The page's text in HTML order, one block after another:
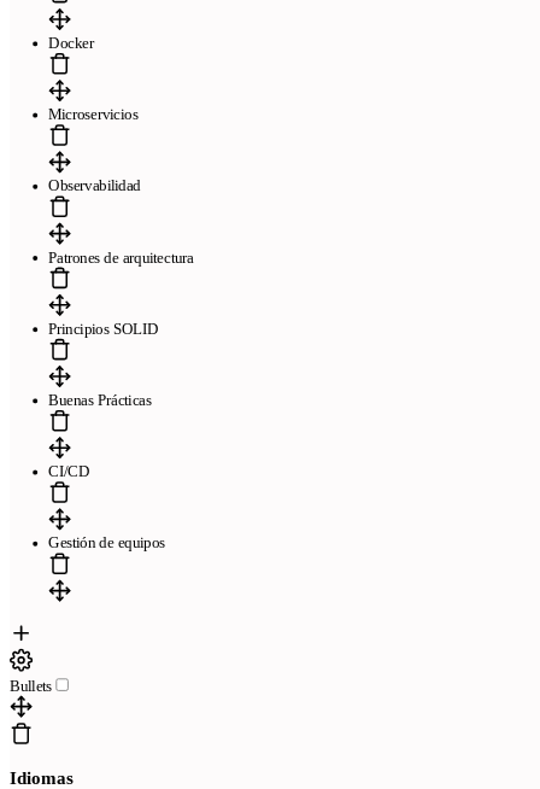
Docker
Microservicios
Observabilidad
Patrones de arquitectura
Principios SOLID
Buenas Prácticas
CI/CD
Gestión de equipos
Bullets
Idiomas